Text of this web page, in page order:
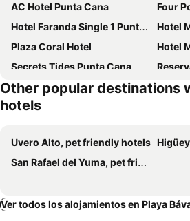
AC Hotel Punta Cana
Four
Hotel Faranda Single 1 Punta Cana - Adults Only
Hotel
Plaza Coral Hotel
Hotel
Secrets Tides Punta Cana
Hotel El Imperio Punta Cana
Eden
Other popular destinations
hotels
Uvero Alto, pet friendly hotels
San Rafael del Yuma, pet friendly hotels
Ver todos los alojamientos en Playa